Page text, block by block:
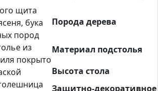
щита
бука
пород
из
покрыто
Порода дерева
Материал подстолья
Высота стола
Защитно-декоративное